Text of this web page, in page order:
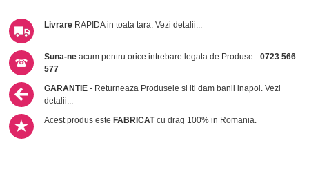
Livrare RAPIDA in toata tara.Vezi detalii...
Suna-ne acum pentru orice intrebare legata de Produse -0723 566
577
GARANTIE - Returneaza Produsele si iti dam banii inapoi.Vezi
detalii...
Acest produs este FABRICATcu drag 100% in Romania.